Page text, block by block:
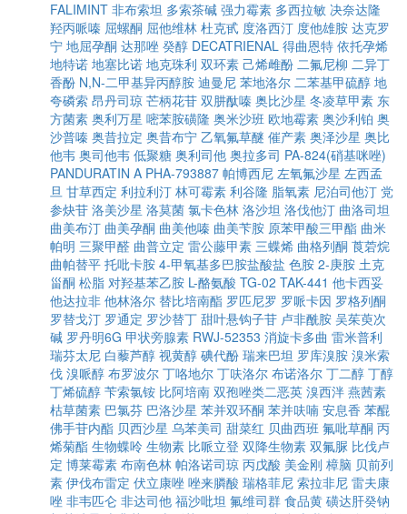
FALIMINT 非布索坦 多索茶碱 强力霉素 多西拉敏 决奈达隆
羟丙哌嗪 屈螺酮 屈他维林 杜克甙 度洛西汀 度他雄胺 达克罗
宁 地屈孕酮 达那唑 癸醇 DECATRIENAL 得曲恩特 依托孕烯
地特诺 地塞比诺 地克珠利 双环素 己烯雌酚 二氟尼柳 二异丁
香酚 N,N-二甲基异丙醇胺 迪曼尼 苯地洛尔 二苯基甲硫醇 地
夸磷索 昂丹司琼 芒柄花苷 双肼酞嗪 奥比沙星 冬凌草甲素 东
方菌素 奥利万星 嘧苯胺磺隆 奥米沙班 欧地霉素 奥沙利铂 奥
沙普嗪 奥昔拉定 奥昔布宁 乙氧氟草醚 催产素 奥泽沙星 奥比
他韦 奥司他韦 低聚糖 奥利司他 奥拉多司 PA-824(硝基咪唑)
PANDURATIN A PHA-793887 帕博西尼 左氧氟沙星 左西孟
旦 甘草西定 利拉利汀 林可霉素 利谷隆 脂氧素 尼泊司他汀 党
参炔苷 洛美沙星 洛莫菌 氯卡色林 洛沙坦 洛伐他汀 曲洛司坦
曲美布汀 曲美孕酮 曲美他嗪 曲美苄胺 原苯甲酸三甲酯 曲米
帕明 三聚甲醛 曲普立定 雷公藤甲素 三蝶烯 曲格列酮 莨菪烷
曲帕替平 托吡卡胺 4-甲氧基多巴胺盐酸盐 色胺 2-庚胺 土克
甾酮 松脂 对羟基苯乙胺 L-酪氨酸 TG-02 TAK-441 他卡西妥
他达拉非 他林洛尔 替比培南酯 罗匹尼罗 罗哌卡因 罗格列酮
罗替戈汀 罗通定 罗沙替丁 甜叶悬钩子苷 卢非酰胺 吴茱萸次
碱 罗丹明6G 甲状旁腺素 RWJ-52353 消旋卡多曲 雷米普利
瑞芬太尼 白藜芦醇 视黄醇 碘代酚 瑞来巴坦 罗库溴胺 溴米索
伐 溴哌醇 布罗波尔 丁咯地尔 丁呋洛尔 布诺洛尔 丁二醇 丁醇
丁烯硫醇 苄索氯铵 比阿培南 双孢唑类二恶英 溴西泮 燕茜素
枯草菌素 巴氯芬 巴洛沙星 苯并双环酮 苯并呋喃 安息香 苯醌
佛手苷内酯 贝西沙星 乌苯美司 甜菜红 贝曲西班 氟吡草酮 丙
烯菊酯 生物蝶呤 生物素 比哌立登 双降生物素 双氟脲 比伐卢
定 博莱霉素 布南色林 帕洛诺司琼 丙戊酸 美金刚 樟脑 贝前列
素 伊伐布雷定 伏立康唑 唑来膦酸 瑞格菲尼 索拉非尼 雷夫康
唑 非韦匹仑 非达司他 福沙吡坦 氟维司群 食品黄 磺达肝癸钠